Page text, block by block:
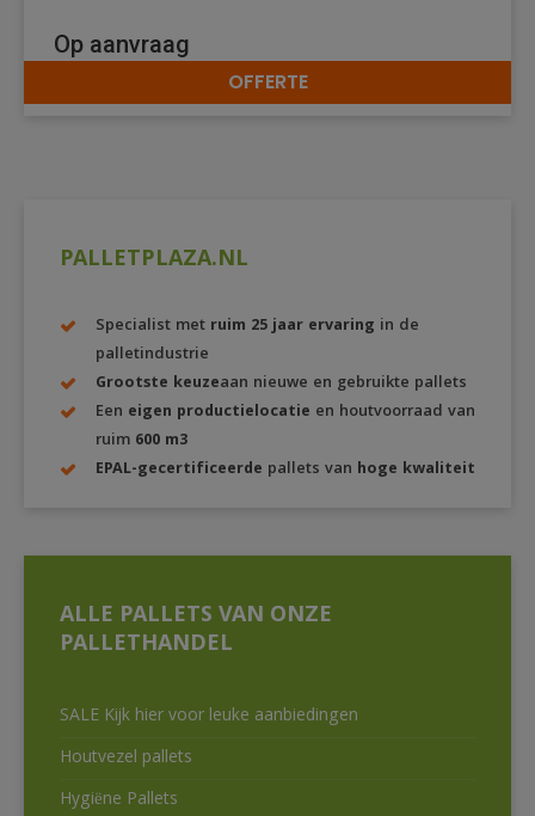
PALLETPLAZA.NL
Specialist met ruim 25 jaar ervaring in de
palletindustrie
Grootste keuzeaan nieuwe en gebruikte pallets
Een eigen productielocatie en houtvoorraad van
ruim 600 m3
EPAL-gecertificeerde pallets van hoge kwaliteit
ALLE PALLETS VAN ONZE
PALLETHANDEL
SALE Kijk hier voor leuke aanbiedingen
Houtvezel pallets
Hygiëne Pallets
DETAILS
Op aanvraag
OFFERTE